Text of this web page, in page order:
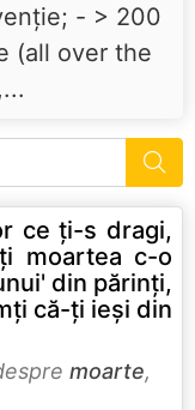
- > 200
(all over the
ce ţi-s dragi,
moartea c-o
din părinţi,
că-ţi ieşi din
moarte,